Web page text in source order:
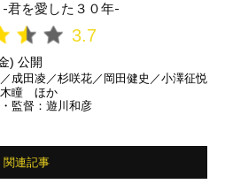
君を愛した３０年-
3.7
) 公開
成田凌／杉咲花／岡田健史／小澤征悦
木瞳 ほか
監督：遊川和彦
関連記事